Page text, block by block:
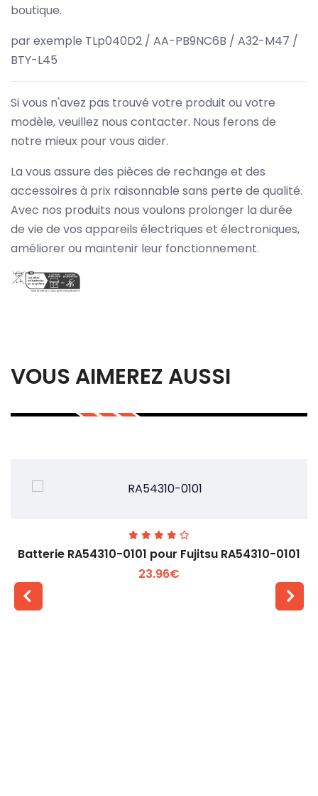
boutique.
par exemple TLp040D2 / AA-PB9NC6B / A32-M47 /
BTY-L45
Si vous n'avez pas trouvé votre produit ou votre
modèle, veuillez nous contacter. Nous ferons de
notre mieux pour vous aider.
La vous assure des pièces de rechange et des
accessoires à prix raisonnable sans perte de qualité.
Avec nos produits nous voulons prolonger la durée
de vie de vos appareils électriques et électroniques,
améliorer ou maintenir leur fonctionnement.
VOUS AIMEREZ AUSSI
Batterie RA54310-0101 pour Fujitsu RA54310-0101
23.96€